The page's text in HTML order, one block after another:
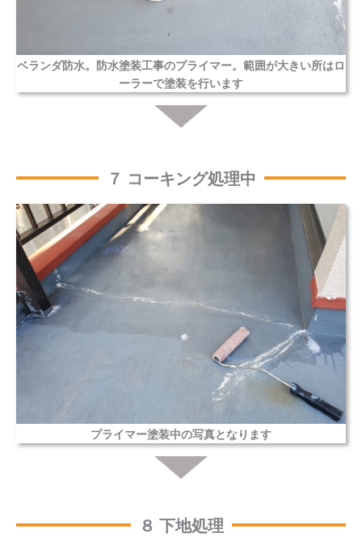
ベランダ防水。防水塗装工事のプライマー。範囲が大きい所はロ
ーラーで塗装を行います
７ コーキング処理中
プライマー塗装中の写真となります
８ 下地処理